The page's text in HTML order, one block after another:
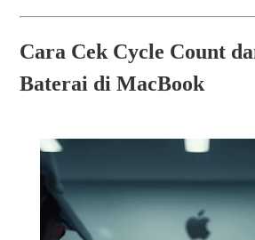
Cara Cek Cycle Count
Baterai di MacBook